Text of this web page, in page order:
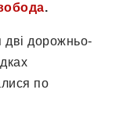
.
дві дорожньо-
по